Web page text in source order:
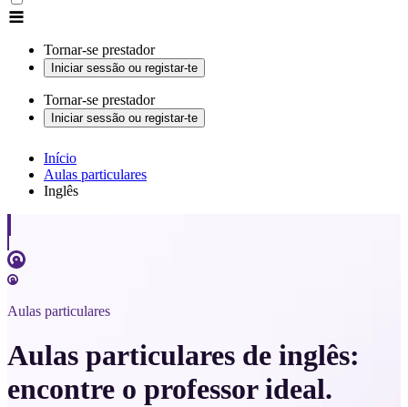
Tornar-se prestador
Iniciar sessão ou registar-te
Tornar-se prestador
Iniciar sessão ou registar-te
Início
Aulas particulares
Inglês
Aulas particulares
Aulas particulares de inglês:
encontre o professor ideal.